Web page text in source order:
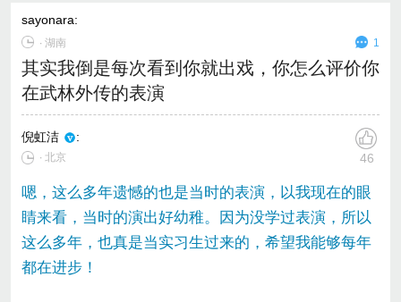
sayonara:
∙湖南 1
其实我倒是每次看到你就出戏，你怎么评价你
在武林外传的表演
倪虹洁 :
∙ 北京 46
嗯，这么多年遗憾的也是当时的表演，以我现在的眼
睛来看，当时的演出好幼稚。因为没学过表演，所以
这么多年，也真是当实习生过来的，希望我能够每年
都在进步！